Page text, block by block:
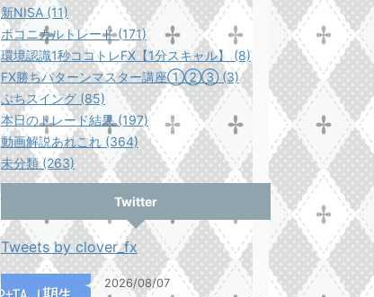
新NISA (11)
ポコニカルトレード (171)
環境認識1秒ココトレFX【1分スキャル】 (8)
FX勝ちパターンマスター講座①②③ (3)
ぷちスイング (85)
本日のトレード結果 (197)
動画解説あれこれ (364)
未分類 (263)
Twitter
Tweets by clover_fx
2026/08/07